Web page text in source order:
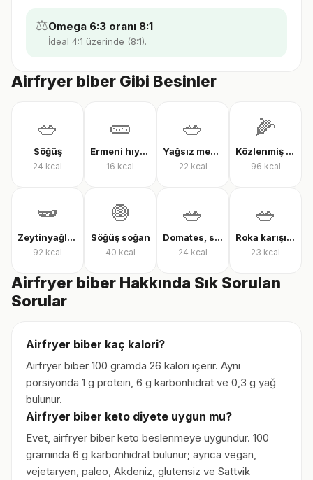
⚖️Omega 6:3 oranı 8:1
İdeal 4:1 üzerinde (8:1).
Airfryer biber Gibi Besinler
🥗
Söğüş
24 kcal
🥒
Ermeni hıyarı
16 kcal
🥗
Yağsız mevsim salatası
22 kcal
🌽
Közlenmiş mısır
96 kcal
🫛
Zeytinyağlı çalı fasulyesi
92 kcal
🧅
Söğüş soğan
40 kcal
🥗
Domates, salatalık ve biber salatası
24 kcal
🥗
Roka karışık yeşillik
23 kcal
Airfryer biber Hakkında Sık Sorulan
Sorular
Airfryer biber kaç kalori?
Airfryer biber 100 gramda 26 kalori içerir. Aynı
porsiyonda 1 g protein, 6 g karbonhidrat ve 0,3 g yağ
bulunur.
Airfryer biber keto diyete uygun mu?
Evet, airfryer biber keto beslenmeye uygundur. 100
gramında 6 g karbonhidrat bulunur; ayrıca vegan,
vejetaryen, paleo, Akdeniz, glutensiz ve Sattvik